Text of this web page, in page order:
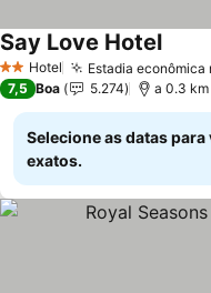
2 Estrelas
Hotel Estadia econômica
Say Love HotelVer
7,5 Boa 5.274 a 0.3
Selecione as datas
exatos.